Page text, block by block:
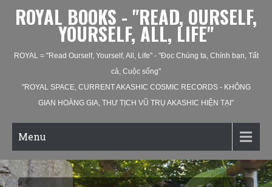
ROYAL BOOKS - "READ, OURSELF,
YOURSELF, ALL, LIFE"
ROYAL = "Read Ourself, Yourself, All, Life" - "Đọc Chúng ta, Chính bạn, Tất
cả, Cuộc sống"
"ROYAL SPACE, CURRENT AKASHIC COSMIC RECORDS - KHÔNG
GIAN HOÀNG GIA, THƯ TỊCH VŨ TRỤ AKASHIC HIỆN TẠI"
Menu